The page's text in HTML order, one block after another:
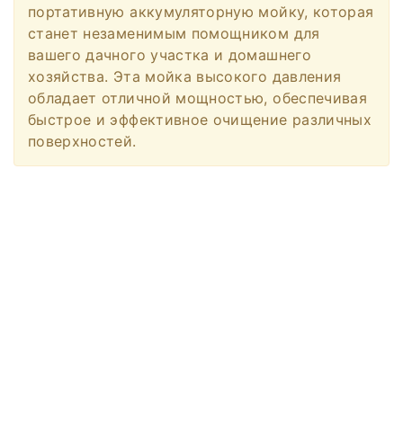
портативную аккумуляторную мойку, которая
станет незаменимым помощником для
вашего дачного участка и домашнего
хозяйства. Эта мойка высокого давления
обладает отличной мощностью, обеспечивая
быстрое и эффективное очищение различных
поверхностей.